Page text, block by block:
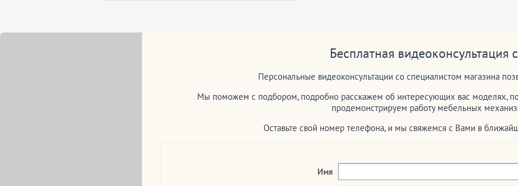
Бесплатная видеоконсультация
Персональные видеоконсультации со специалистом магазина
Мы поможем с подбором, подробно расскажем об интересующих вас моделях,
продемонстрируем работу мебельных
Оставьте свой номер телефона, и мы свяжемся с Вами в
Имя